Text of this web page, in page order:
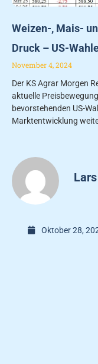
Weizen-, Mais-
Druck – US-
November 4, 2024
Der KS Agrar Morgen
aktuelle
bevorstehenden US-
Marktentwicklung
Oktober 28,